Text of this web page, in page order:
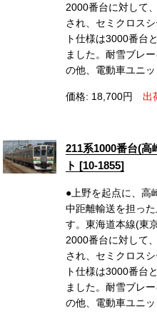
2000番台に対して
され、セミクロス
ト仕様は3000番台
ました。耐雪ブレ
の他、電動車ユニッ
価格: 18,700円 出
211系1000番台(高
ト [10-1855]
●上野を起点に、高
中距離輸送を担っ
す。東海道本線(東
2000番台に対して
され、セミクロス
ト仕様は3000番台
ました。耐雪ブレ
の他、電動車ユニッ